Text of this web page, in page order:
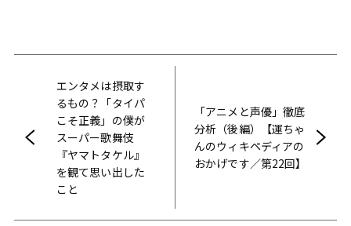
エンタメは摂取す
るもの？「タイパ
こそ正義」の僕が
スーパー歌舞伎
『ヤマトタケル』
を観て思い出した
こと
「アニメと声優」徹底
分析（後編）【運ちゃ
んのウィキペディアの
おかげです／第22回】